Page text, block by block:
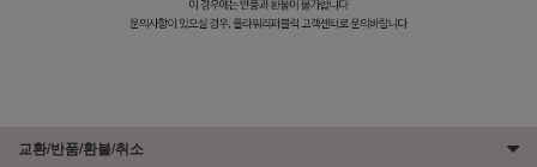
교환/반품/환불/취소